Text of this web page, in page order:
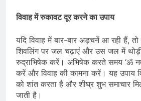
विवाह में रुकावट दूर करने का उपाय
यदि विवाह में बार-बार अड़चनें आ रही हैं,
शिवलिंग पर जल चढ़ाएं और उस जल में
रुद्राभिषेक करें। अभिषेक करते समय ‘ॐ
करें और विवाह की कामना करें। यह उपाय
को शांत करता है और शीघ्र शुभ समाचार
जाती है।